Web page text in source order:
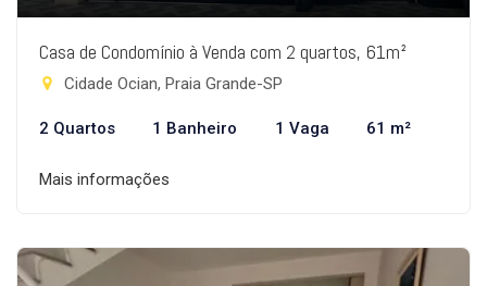
Casa de Condomínio à Venda com 2 quartos, 61m²
Cidade Ocian, Praia Grande-SP
2 Quartos 1 Banheiro 1 Vaga 61 m²
Mais informações